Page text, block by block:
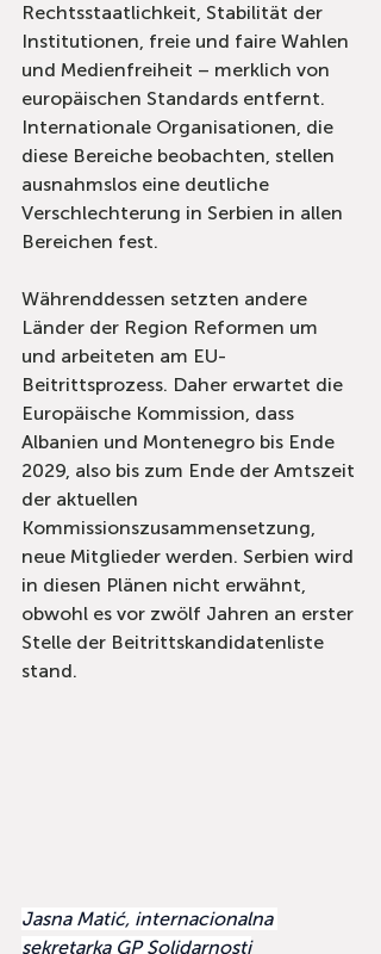
Rechtsstaatlichkeit, Stabilität der
Institutionen, freie und faire Wahlen
und Medienfreiheit – merklich von
europäischen Standards entfernt.
Internationale Organisationen, die
diese Bereiche beobachten, stellen
ausnahmslos eine deutliche
Verschlechterung in Serbien in allen
Bereichen fest.
Währenddessen setzten andere
Länder der Region Reformen um
und arbeiteten am EU-
Beitrittsprozess. Daher erwartet die
Europäische Kommission, dass
Albanien und Montenegro bis Ende
2029, also bis zum Ende der Amtszeit
der aktuellen
Kommissionszusammensetzung,
neue Mitglieder werden. Serbien wird
in diesen Plänen nicht erwähnt,
obwohl es vor zwölf Jahren an erster
Stelle der Beitrittskandidatenliste
stand.
Jasna Matić, internacionalna
sekretarka GP Solidarnosti